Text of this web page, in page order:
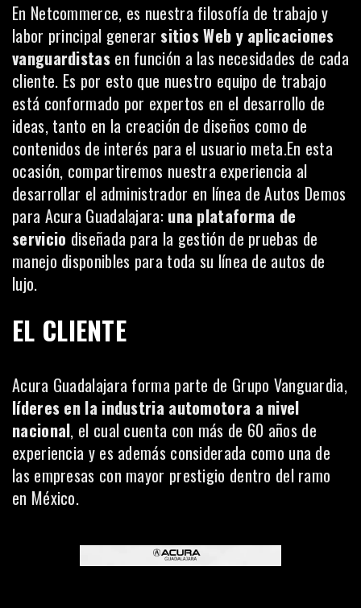
En Netcommerce, es nuestra filosofía de trabajo y
labor principal generar sitios Web y aplicaciones
vanguardistas en función a las necesidades de cada
cliente. Es por esto que nuestro equipo de trabajo
está conformado por expertos en el desarrollo de
ideas, tanto en la creación de diseños como de
contenidos de interés para el usuario meta.En esta
ocasión, compartiremos nuestra experiencia al
desarrollar el administrador en línea de Autos Demos
para Acura Guadalajara: una plataforma de
servicio diseñada para la gestión de pruebas de
manejo disponibles para toda su línea de autos de
lujo.
EL CLIENTE
Acura Guadalajara forma parte de Grupo Vanguardia,
líderes en la industria automotora a nivel
nacional, el cual cuenta con más de 60 años de
experiencia y es además considerada como una de
las empresas con mayor prestigio dentro del ramo
en México.